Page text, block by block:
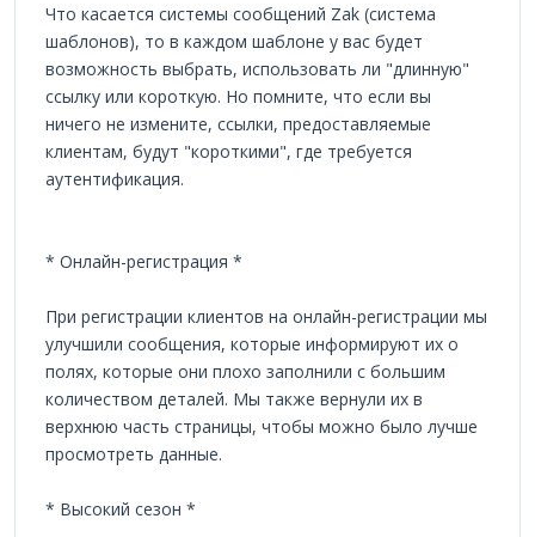
Что касается системы сообщений Zak (система
шаблонов), то в каждом шаблоне у вас будет
возможность выбрать, использовать ли "длинную"
ссылку или короткую. Но помните, что если вы
ничего не измените, ссылки, предоставляемые
клиентам, будут "короткими", где требуется
аутентификация.
* Онлайн-регистрация *
При регистрации клиентов на онлайн-регистрации мы
улучшили сообщения, которые информируют их о
полях, которые они плохо заполнили с большим
количеством деталей. Мы также вернули их в
верхнюю часть страницы, чтобы можно было лучше
просмотреть данные.
* Высокий сезон *